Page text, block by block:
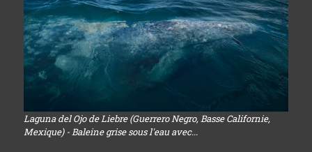
Laguna del Ojo de Liebre (Guerrero Negro, Basse Californie,
Mexique) - Baleine grise sous l'eau avec...